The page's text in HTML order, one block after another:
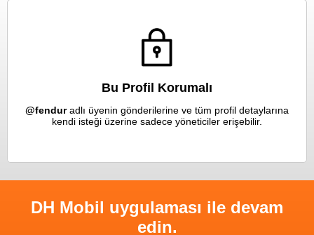
Bu Profil Korumalı
@fenduradlı üyenin gönderilerine ve tüm profil detaylarına
kendi isteği üzerine sadece yöneticiler erişebilir.
DH Mobil uygulaması ile devam
edin.